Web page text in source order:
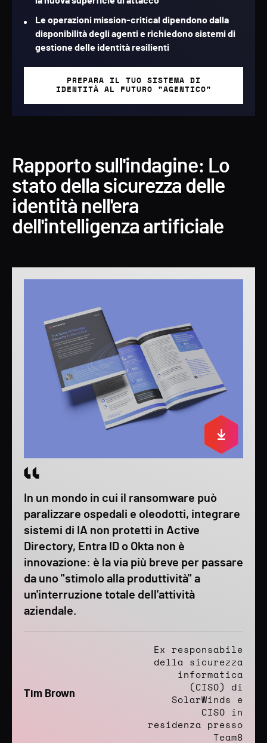
Le operazioni mission-critical dipendono dalla
disponibilità degli agenti e richiedono sistemi di
gestione delle identità resilienti
PREPARA IL TUO SISTEMA DI
IDENTITÀ AL FUTURO "AGENTICO"
Rapporto sull'indagine: Lo
stato della sicurezza delle
identità nell'era
dell'intelligenza artificiale
In un mondo in cui il ransomware può
paralizzare ospedali e oleodotti, integrare
sistemi di IA non protetti in Active
Directory, Entra ID o Okta non è
innovazione: è la via più breve per passare
da uno "stimolo alla produttività" a
un'interruzione totale dell'attività
aziendale.
Tim Brown
Ex responsabile
della sicurezza
informatica
(CISO) di
SolarWinds e
CISO in
residenza presso
Team8